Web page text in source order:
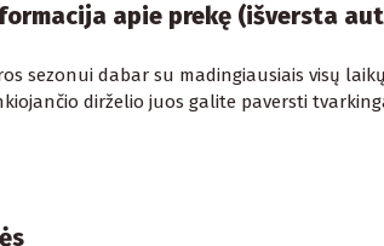
apie prekę (išversta
sezonui dabar su madingiausiais visų
dirželio juos galite paversti